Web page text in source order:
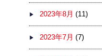
2023年8月 (11)
2023年7月 (7)